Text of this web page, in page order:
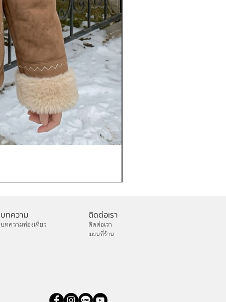
บทความ
บทความท่องเที่ยว
ติดต่อเรา
ติดต่อเรา
แผนที่ร้าน